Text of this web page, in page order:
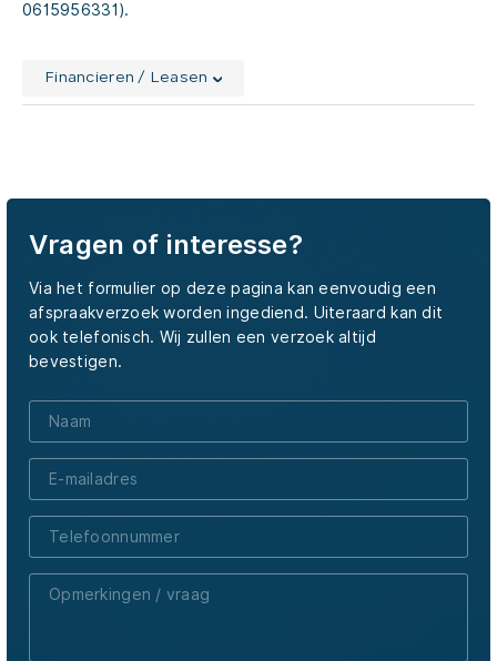
0615956331).
Financieren / Leasen
Vragen of interesse?
Via het formulier op deze pagina kan eenvoudig een
afspraakverzoek worden ingediend. Uiteraard kan dit
ook telefonisch. Wij zullen een verzoek altijd
bevestigen.